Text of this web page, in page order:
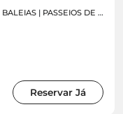
BALEIAS | PASSEIOS DE BARCO
Reservar Já